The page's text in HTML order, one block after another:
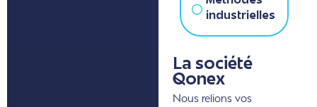
industrielles
La société
Qonex
Nous relions vos